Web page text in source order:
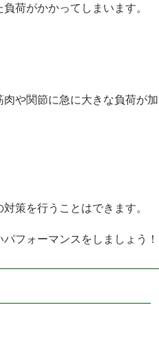
荷がかかってしまいます。
や関節に急に大きな負荷が加
策を行うことはできます。
フォーマンスをしましょう！